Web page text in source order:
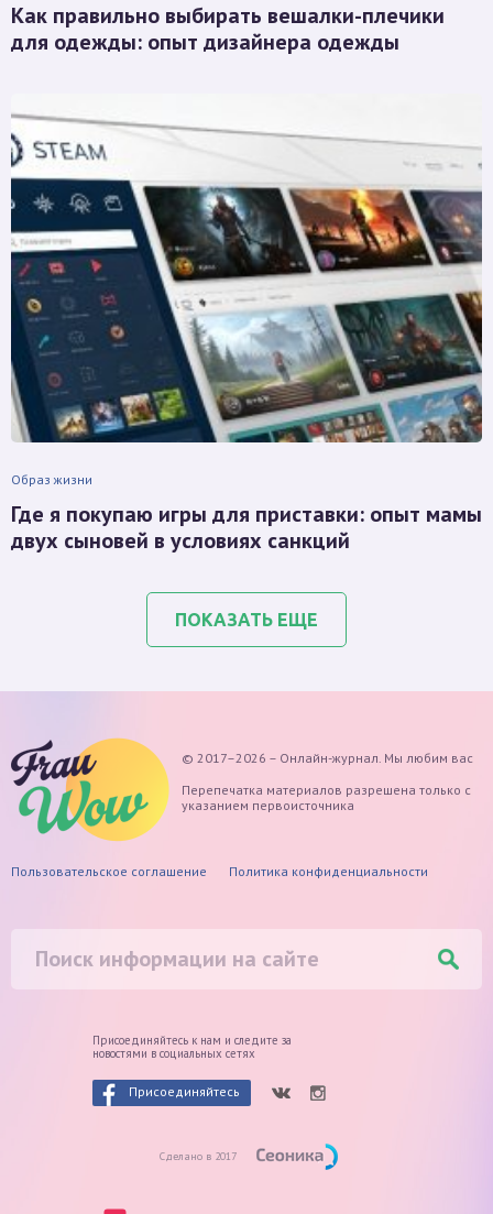
Как правильно выбирать вешалки-плечики
для одежды: опыт дизайнера одежды
Образ жизни
Где я покупаю игры для приставки: опыт мамы
двух сыновей в условиях санкций
ПОКАЗАТЬ ЕЩЕ
© 2017–2026 – Онлайн-журнал. Мы любим вас
Перепечатка материалов разрешена только с
указанием первоисточника
Пользовательское соглашение Политика конфиденциальности
Присоединяйтесь к нам и следите за
новостями в социальных сетях
Присоединяйтесь
Сделано в 2017